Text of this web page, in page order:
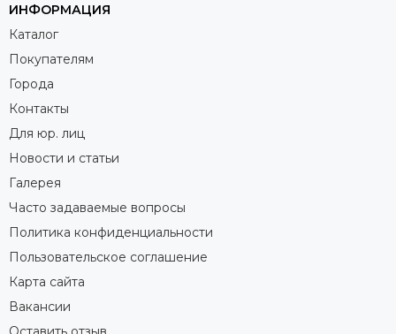
ИНФОРМАЦИЯ
Каталог
Покупателям
Города
Контакты
Для юр. лиц
Новости и статьи
Галерея
Часто задаваемые вопросы
Политика конфиденциальности
Пользовательское соглашение
Карта сайта
Вакансии